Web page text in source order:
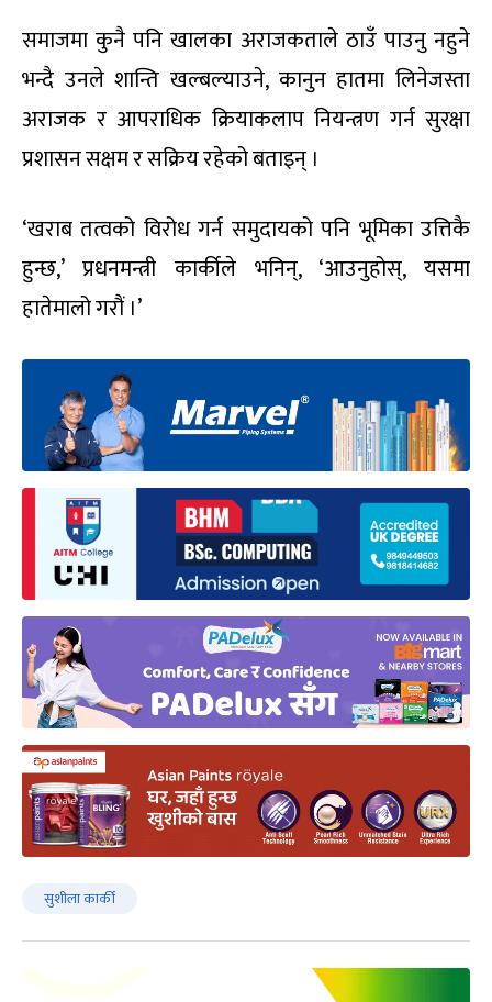
समाजमा कुनै पनि खालका अराजकताले ठाउँ पाउनु नहुने
भन्दै उनले शान्ति खल्बल्याउने, कानुन हातमा लिनेजस्ता
अराजक र आपराधिक क्रियाकलाप नियन्त्रण गर्न सुरक्षा
प्रशासन सक्षम र सक्रिय रहेको बताइन् ।
‘खराब तत्वको विरोध गर्न समुदायको पनि भूमिका उत्तिकै
हुन्छ,’ प्रधनमन्त्री कार्कीले भनिन्, ‘आउनुहोस्, यसमा
हातेमालो गरौं ।’
सुशीला कार्की